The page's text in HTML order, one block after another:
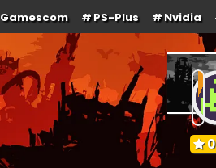
Gamescom PS-Plus Nvidia
0